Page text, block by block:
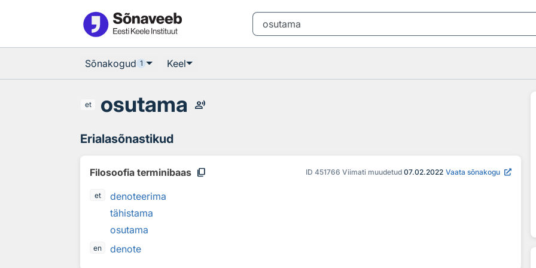
Sõnakogud 1 Keel
et osutama record_voice_over
Erialasõnastikud
Filosoofia terminibaas content_copy ID 451766 Viimati muudetud 07.02.2022 Vaata sõnakogu
et
denoteerima
tähistama
osutama
en denote